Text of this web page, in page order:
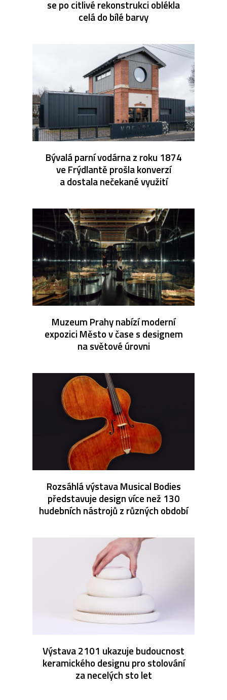
se po citlivé rekonstrukci oblékla
celá do bílé barvy
Bývalá parní vodárna z roku 1874
ve Frýdlantě prošla konverzí
a dostala nečekané využití
Muzeum Prahy nabízí moderní
expozici Město v čase s designem
na světové úrovni
Rozsáhlá výstava Musical Bodies
představuje design více než 130
hudebních nástrojů z různých období
Výstava 2101 ukazuje budoucnost
keramického designu pro stolování
za necelých sto let